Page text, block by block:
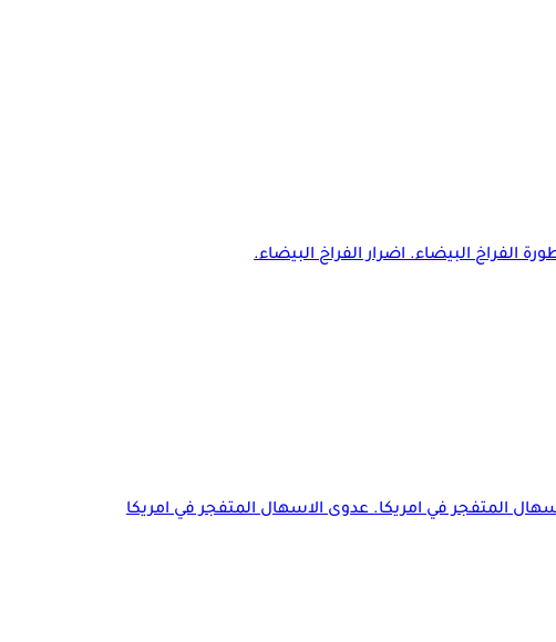
الفراخ البيضاء. اضرار الفراخ البيضاء.
المتفجر في امريكا. عدوى الاسهال المتفجر في امريكا